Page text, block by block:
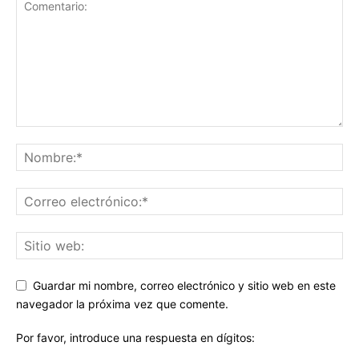
Guardar mi nombre, correo electrónico y sitio web en este
navegador la próxima vez que comente.
Por favor, introduce una respuesta en dígitos: